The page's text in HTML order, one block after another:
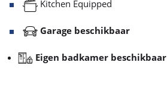
Kitchen Equipped
Garage beschikbaar
Eigen badkamer beschikbaar